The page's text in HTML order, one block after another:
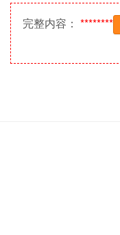
完整内容： ********